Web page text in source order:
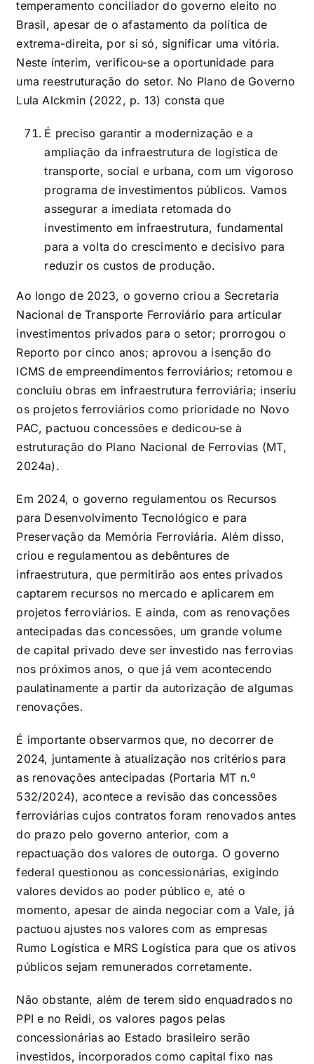
temperamento conciliador do governo eleito no
Brasil, apesar de o afastamento da política de
extrema-direita, por si só, significar uma vitória.
Neste ínterim, verificou-se a oportunidade para
uma reestruturação do setor. No Plano de Governo
Lula Alckmin (2022, p. 13) consta que
É preciso garantir a modernização e a
ampliação da infraestrutura de logística de
transporte, social e urbana, com um vigoroso
programa de investimentos públicos. Vamos
assegurar a imediata retomada do
investimento em infraestrutura, fundamental
para a volta do crescimento e decisivo para
reduzir os custos de produção.
Ao longo de 2023, o governo criou a Secretaria
Nacional de Transporte Ferroviário para articular
investimentos privados para o setor; prorrogou o
Reporto por cinco anos; aprovou a isenção do
ICMS de empreendimentos ferroviários; retomou e
concluiu obras em infraestrutura ferroviária; inseriu
os projetos ferroviários como prioridade no Novo
PAC, pactuou concessões e dedicou-se à
estruturação do Plano Nacional de Ferrovias (MT,
2024a).
Em 2024, o governo regulamentou os Recursos
para Desenvolvimento Tecnológico e para
Preservação da Memória Ferroviária. Além disso,
criou e regulamentou as debêntures de
infraestrutura, que permitirão aos entes privados
captarem recursos no mercado e aplicarem em
projetos ferroviários. E ainda, com as renovações
antecipadas das concessões, um grande volume
de capital privado deve ser investido nas ferrovias
nos próximos anos, o que já vem acontecendo
paulatinamente a partir da autorização de algumas
renovações.
É importante observarmos que, no decorrer de
2024, juntamente à atualização nos critérios para
as renovações antecipadas (Portaria MT n.º
532/2024), acontece a revisão das concessões
ferroviárias cujos contratos foram renovados antes
do prazo pelo governo anterior, com a
repactuação dos valores de outorga. O governo
federal questionou as concessionárias, exigindo
valores devidos ao poder público e, até o
momento, apesar de ainda negociar com a Vale, já
pactuou ajustes nos valores com as empresas
Rumo Logística e MRS Logística para que os ativos
públicos sejam remunerados corretamente.
Não obstante, além de terem sido enquadrados no
PPI e no Reidi, os valores pagos pelas
concessionárias ao Estado brasileiro serão
investidos, incorporados como capital fixo nas